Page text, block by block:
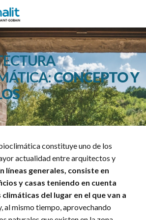
CONCEPTO Y
constituye uno de los
actualidad entre arquitectos y
líneas generales, consiste en
y casas teniendo en cuenta
del lugar en el que van a
al mismo tiempo, aprovechando